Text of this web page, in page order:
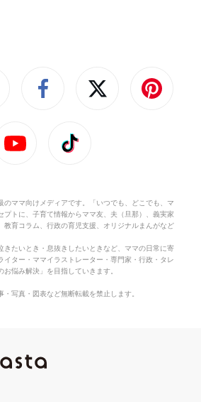
のママ向けメディアです。「いつでも、どこでも、マ
プトに、子育て情報からママ友、夫（旦那）、義実家
教育コラム、行政の育児支援、オリジナルまんがなど
きたいとき・息抜きしたいときなど、ママの日常に寄
イター・ママイラストレーター・専門家・行政・タレ
悩み解決」を目指していきます。
写真・図表など無断転載を禁止します。